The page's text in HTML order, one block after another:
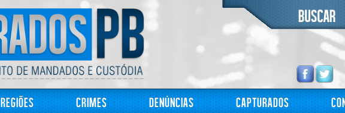
Regiões Crimes Denúncias Capturados